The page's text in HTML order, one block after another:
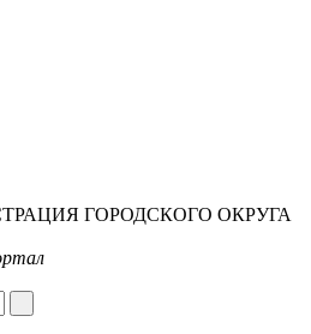
ГОРОДСКОГО ОКРУГА